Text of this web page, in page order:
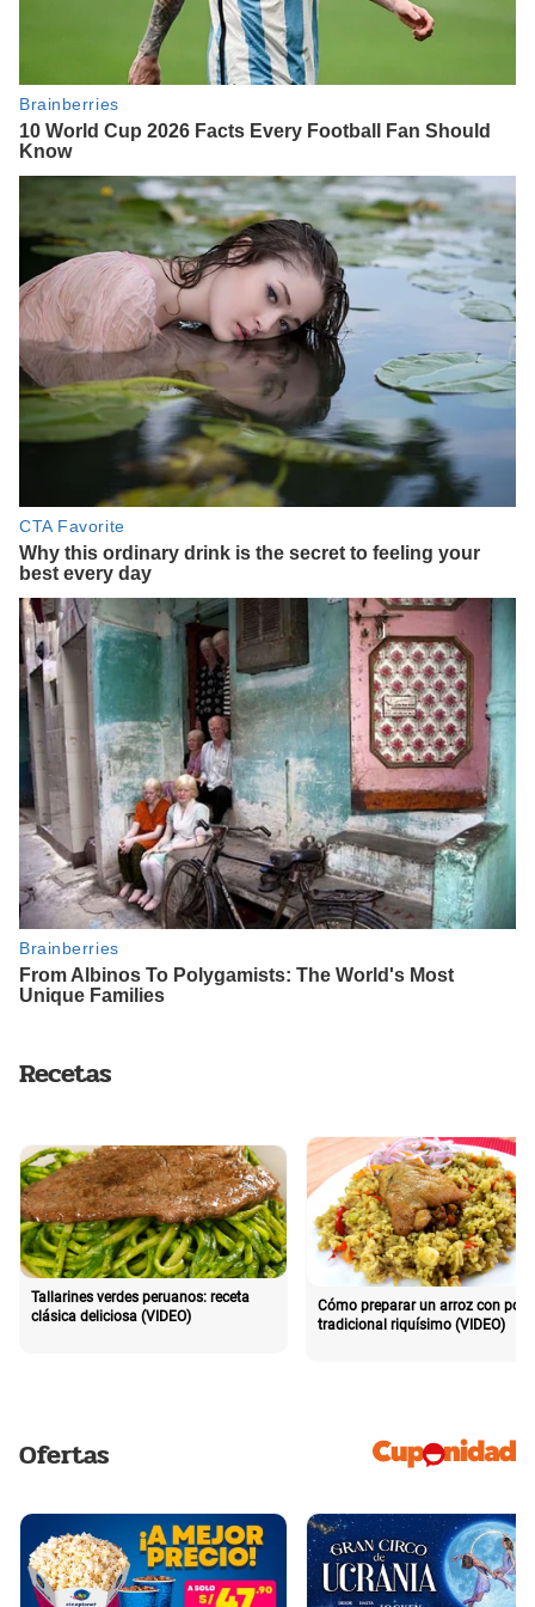
Recetas
Tallarines verdes peruanos: receta
clásica deliciosa (VIDEO)
Cómo preparar un arroz con pollo
tradicional riquísimo (VIDEO)
Ofertas